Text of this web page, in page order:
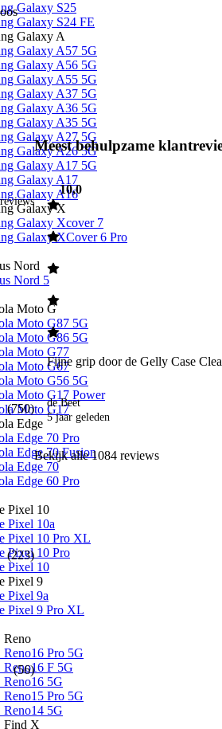
Galaxy S25
Galaxy S24 FE
Galaxy A
Galaxy A57 5G
Galaxy A56 5G
Galaxy A55 5G
Galaxy A37 5G
Galaxy A36 5G
Galaxy A35 5G
Galaxy A27 5G
Galaxy A26 5G
Galaxy A17 5G
Galaxy A17
Galaxy A16
Galaxy X
Galaxy Xcover 7
Galaxy XCover 6 Pro
Nord
Nord 5
Moto G
Moto G87 5G
Moto G86 5G
Moto G77
Moto G67
Moto G56 5G
Moto G17 Power
Moto G17
Edge
Edge 70 Pro
Edge 70 Fusion
Edge 70
Edge 60 Pro
Pixel 10
Pixel 10a
Pixel 10 Pro XL
Pixel 10 Pro
Pixel 10
Pixel 9
Pixel 9a
Pixel 9 Pro XL
Reno
Reno16 Pro 5G
Reno16 F 5G
Reno16 5G
Reno15 Pro 5G
Reno14 5G
Find X
(750)
(223)
(56)
Meest behulpzame
10,0
Fijne grip door de Gelly Case
de Beet
5 jaar geleden
Bekijk alle1084 reviews